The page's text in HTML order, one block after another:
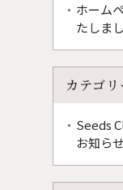
ホーム
たしま
カテゴリ
Seeds
お知ら